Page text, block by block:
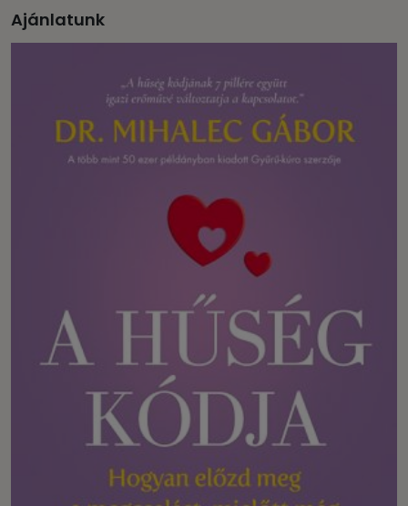
Ajánlatunk